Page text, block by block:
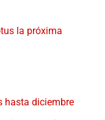
la próxima
hasta diciembre